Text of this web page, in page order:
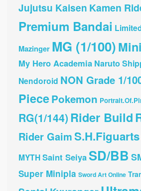
Jujutsu Kaisen Kamen
Premium Bandai
Mazinger MG (1/100)
My Hero Academia Naruto
Nendoroid NON Grade 1/
PiecePokemon
RG(1/144)Rider Build
Rider GaimS.H.Figuarts
MYTHSaint SeiyaSD/BB
Super Minipla Sword Art Online